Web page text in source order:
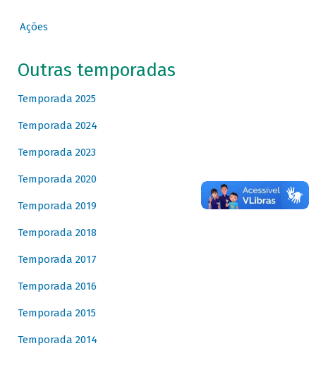
Ações
Outras temporadas
Temporada 2025
Temporada 2024
Temporada 2023
Temporada 2020
Temporada 2019
Temporada 2018
Temporada 2017
Temporada 2016
Temporada 2015
Temporada 2014